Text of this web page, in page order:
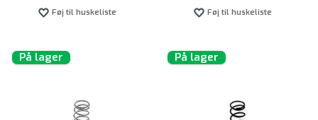
Føj til huskeliste Føj til huskeliste
På lager På lager